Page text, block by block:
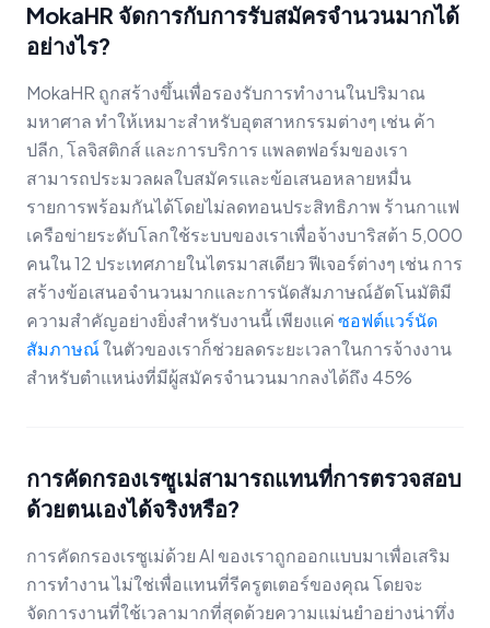
MokaHR จัดการกับการรับสมัครจำนวนมากได้
อย่างไร?
MokaHR ถูกสร้างขึ้นเพื่อรองรับการทำงานในปริมาณ
มหาศาล ทำให้เหมาะสำหรับอุตสาหกรรมต่างๆ เช่น ค้า
ปลีก, โลจิสติกส์ และการบริการ แพลตฟอร์มของเรา
สามารถประมวลผลใบสมัครและข้อเสนอหลายหมื่น
รายการพร้อมกันได้โดยไม่ลดทอนประสิทธิภาพ ร้านกาแฟ
เครือข่ายระดับโลกใช้ระบบของเราเพื่อจ้างบาริสต้า 5,000
คนใน 12 ประเทศภายในไตรมาสเดียว ฟีเจอร์ต่างๆ เช่น การ
สร้างข้อเสนอจำนวนมากและการนัดสัมภาษณ์อัตโนมัติมี
ความสำคัญอย่างยิ่งสำหรับงานนี้ เพียงแค่ซอฟต์แวร์นัด
สัมภาษณ์ในตัวของเราก็ช่วยลดระยะเวลาในการจ้างงาน
สำหรับตำแหน่งที่มีผู้สมัครจำนวนมากลงได้ถึง 45%
การคัดกรองเรซูเม่สามารถแทนที่การตรวจสอบ
ด้วยตนเองได้จริงหรือ?
การคัดกรองเรซูเม่ด้วย AI ของเราถูกออกแบบมาเพื่อเสริม
การทำงาน ไม่ใช่เพื่อแทนที่รีครูตเตอร์ของคุณ โดยจะ
จัดการงานที่ใช้เวลามากที่สุดด้วยความแม่นยำอย่างน่าทึ่ง